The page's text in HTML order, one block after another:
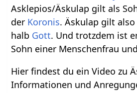
Asklepios/Äskulap gilt als
der Koronis. Äskulap gilt
halb Gott. Und trotzdem ist
Sohn einer Menschenfrau
Hier findest du ein Video zu
Informationen und